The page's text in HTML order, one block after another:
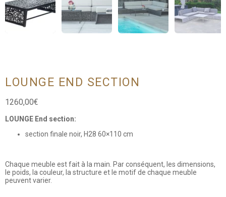
LOUNGE END SECTION
1260,00€
LOUNGE End section:
section finale noir, H28 60×110 cm
Chaque meuble est fait à la main. Par conséquent, les dimensions,
le poids, la couleur, la structure et le motif de chaque meuble
peuvent varier.